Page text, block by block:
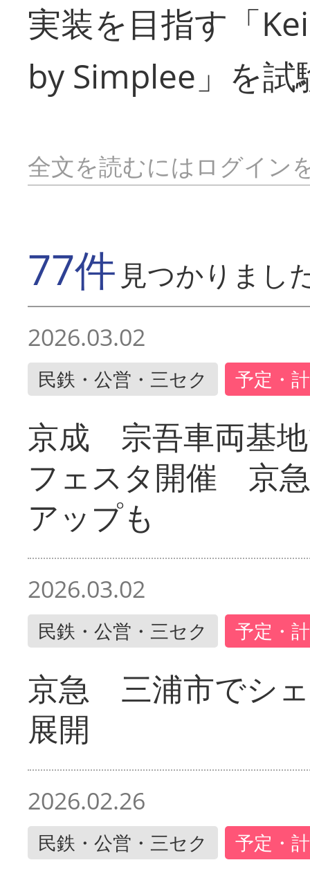
実装を目指す「
by Simplee」を
全文を読むにはログイン
77件 見つかりまし
2026.03.02
民鉄・公営・三セク 予定・
京成 宗吾車両基
フェスタ開催 京
アップも
2026.03.02
民鉄・公営・三セク 予定・
京急 三浦市でシ
展開
2026.02.26
民鉄・公営・三セク 予定・